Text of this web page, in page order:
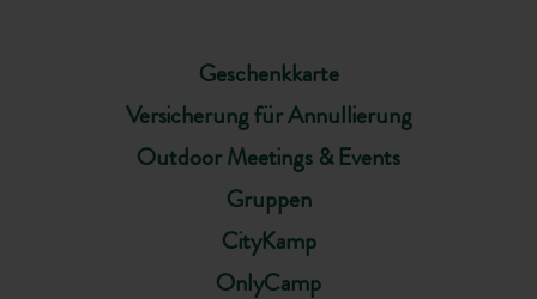
Geschenkkarte
Versicherung für Annullierung
Outdoor Meetings & Events
Gruppen
CityKamp
OnlyCamp